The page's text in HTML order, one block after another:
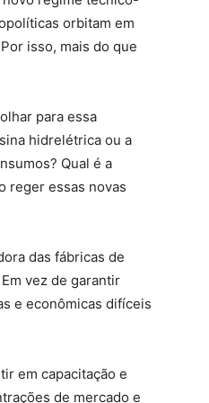
orbitam em
isso, mais do que
para essa
hidrelétrica ou a
Qual é a
reger essas novas
das fábricas de
vez de garantir
e econômicas difíceis
em capacitação e
de mercado e